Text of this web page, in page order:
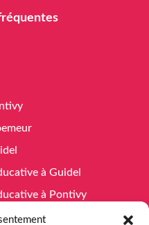
à Guidel
à Pontivy
à Ploemeur